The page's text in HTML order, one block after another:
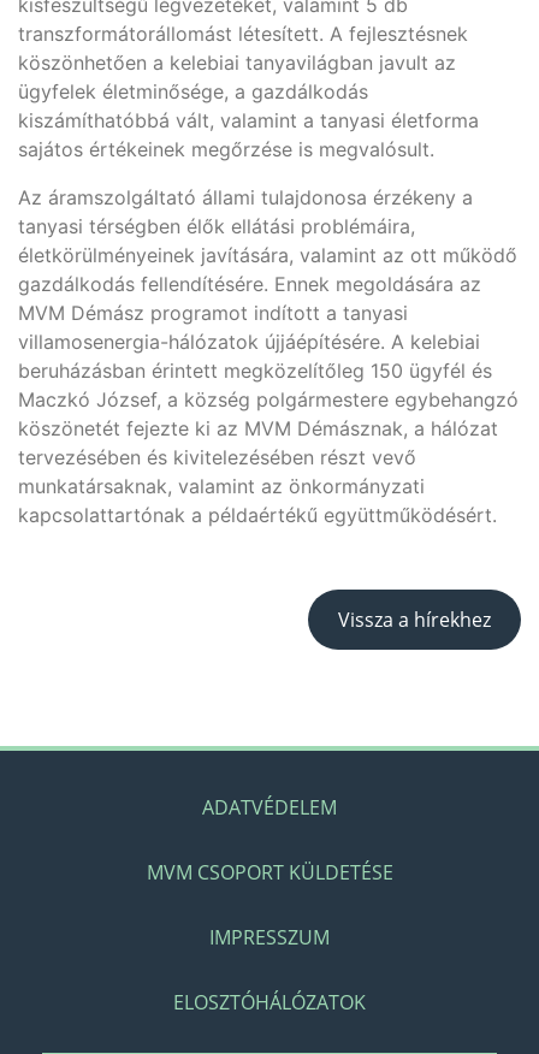
kisfeszültségű légvezetéket, valamint 5 db
transzformátorállomást létesített. A fejlesztésnek
köszönhetően a kelebiai tanyavilágban javult az
ügyfelek életminősége, a gazdálkodás
kiszámíthatóbbá vált, valamint a tanyasi életforma
sajátos értékeinek megőrzése is megvalósult.
Az áramszolgáltató állami tulajdonosa érzékeny a
tanyasi térségben élők ellátási problémáira,
életkörülményeinek javítására, valamint az ott működő
gazdálkodás fellendítésére. Ennek megoldására az
MVM Démász programot indított a tanyasi
villamosenergia-hálózatok újjáépítésére. A kelebiai
beruházásban érintett megközelítőleg 150 ügyfél és
Maczkó József, a község polgármestere egybehangzó
köszönetét fejezte ki az MVM Démásznak, a hálózat
tervezésében és kivitelezésében részt vevő
munkatársaknak, valamint az önkormányzati
kapcsolattartónak a példaértékű együttműködésért.
Vissza a hírekhez
ADATVÉDELEM
MVM CSOPORT KÜLDETÉSE
IMPRESSZUM
ELOSZTÓHÁLÓZATOK